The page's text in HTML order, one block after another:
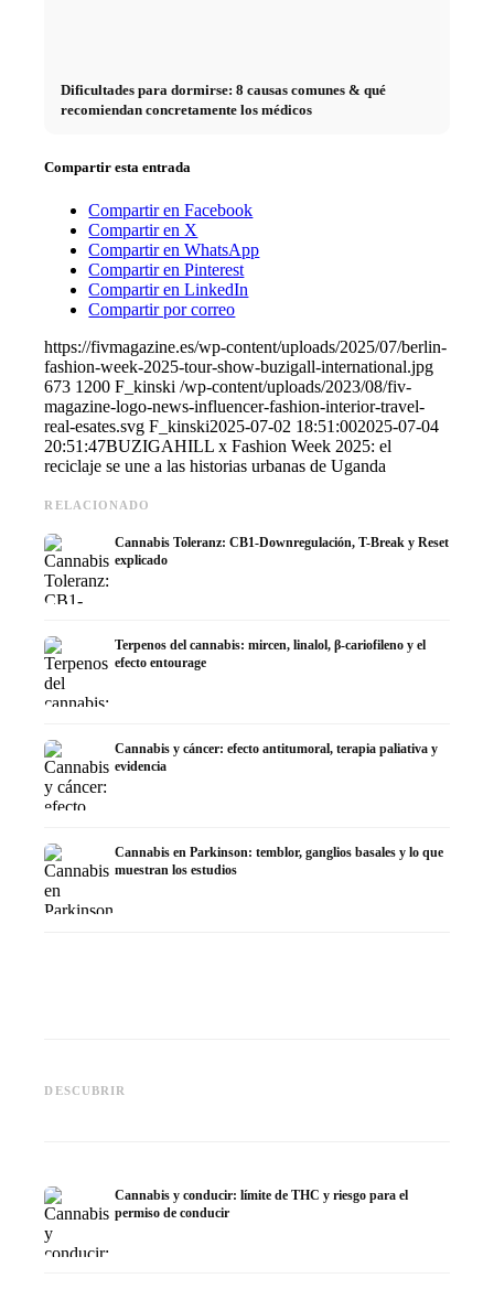
Dificultades para dormirse: 8 causas comunes & qué
recomiendan concretamente los médicos
Compartir esta entrada
Compartir en Facebook
Compartir en X
Compartir en WhatsApp
Compartir en Pinterest
Compartir en LinkedIn
Compartir por correo
https://fivmagazine.es/wp-content/uploads/2025/07/berlin-
fashion-week-2025-tour-show-buzigall-international.jpg
673 1200 F_kinski /wp-content/uploads/2023/08/fiv-
magazine-logo-news-influencer-fashion-interior-travel-
real-esates.svg F_kinski2025-07-02 18:51:002025-07-04
20:51:47BUZIGAHILL x Fashion Week 2025: el
reciclaje se une a las historias urbanas de Uganda
RELACIONADO
Cannabis Toleranz: CB1-Downregulación, T-Break y Reset
explicado
Terpenos del cannabis: mircen, linalol, β-cariofileno y el
efecto entourage
Cannabis y cáncer: efecto antitumoral, terapia paliativa y
evidencia
Cannabis en Parkinson: temblor, ganglios basales y lo que
muestran los estudios
DESCUBRIR
muestran los estudios
Cannabis y conducir: límite de THC y riesgo para el
permiso de conducir